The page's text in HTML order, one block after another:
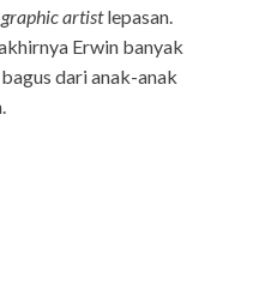
artistlepasan.
Erwin banyak
dari anak-anak